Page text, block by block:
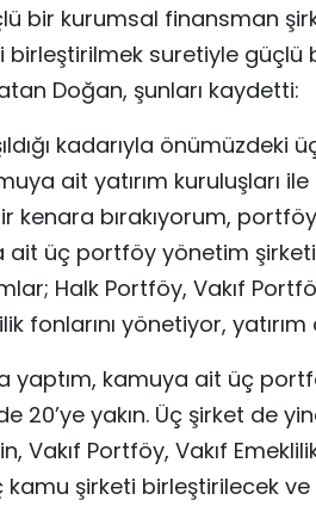
bir kurumsal finansman
suretiyle güçlü
Doğan, şunları kaydetti:
kadarıyla önümüzdeki
ait yatırım kuruluşları
kenara bırakıyorum,
üç portföy yönetim şirketi
Halk Portföy, Vakıf
fonlarını yönetiyor, yatırım
yaptım, kamuya ait üç
20’ye yakın. Üç şirket de
Vakıf Portföy, Vakıf
kamu şirketi birleştirilecek